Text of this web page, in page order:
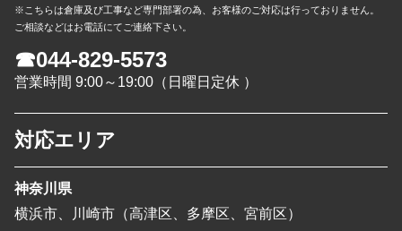
※こちらは倉庫及び工事など専門部署の為、お客様のご対応は行っておりません。
ご相談などはお電話にてご連絡下さい。
☎044-829-5573
営業時間 9:00～19:00（日曜日定休 ）
対応エリア
神奈川県
横浜市、川崎市（高津区、多摩区、宮前区）